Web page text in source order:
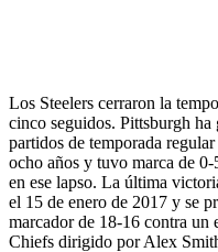
Los Steelers cerraron la
cinco seguidos. Pittsburgh ha
partidos de temporada
ocho años y tuvo marca de
en ese lapso. La última
el 15 de enero de 2017 y se
marcador de 18-16 contra un
Chiefs dirigido por Alex